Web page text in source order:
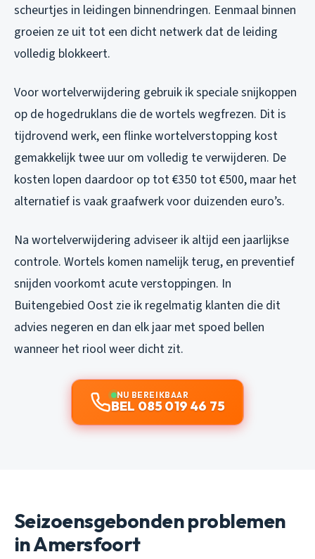
scheurtjes in leidingen binnendringen. Eenmaal binnen
groeien ze uit tot een dicht netwerk dat de leiding
volledig blokkeert.
Voor wortelverwijdering gebruik ik speciale snijkoppen
op de hogedruklans die de wortels wegfrezen. Dit is
tijdrovend werk, een flinke wortelverstopping kost
gemakkelijk twee uur om volledig te verwijderen. De
kosten lopen daardoor op tot €350 tot €500, maar het
alternatief is vaak graafwerk voor duizenden euro’s.
Na wortelverwijdering adviseer ik altijd een jaarlijkse
controle. Wortels komen namelijk terug, en preventief
snijden voorkomt acute verstoppingen. In
Buitengebied Oost zie ik regelmatig klanten die dit
advies negeren en dan elk jaar met spoed bellen
wanneer het riool weer dicht zit.
NU BEREIKBAAR
BEL 085 019 46 75
Seizoensgebonden problemen
in Amersfoort